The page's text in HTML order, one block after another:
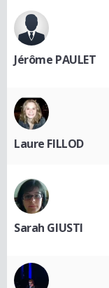
Jérôme PAULET
Laure FILLOD
Sarah GIUSTI